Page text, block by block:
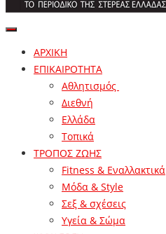
ΑΡΧΙΚΗ
ΕΠΙΚΑΙΡΟΤΗΤΑ
Αθλητισμός
Διεθνή
Ελλάδα
Τοπικά
ΤΡΟΠΟΣ ΖΩΗΣ
Fitness & Εναλλακτικά
Μόδα & Style
Σεξ & σχέσεις
Υγεία & Σώμα